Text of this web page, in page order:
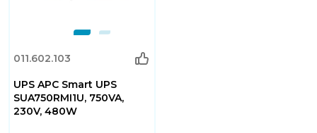
011.602.103
UPS APC Smart UPS
SUA750RMI1U, 750VA,
230V, 480W